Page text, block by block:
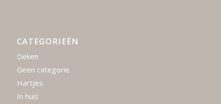
CATEGORIEËN
Deken
Geen categorie
Hartjes
In huis